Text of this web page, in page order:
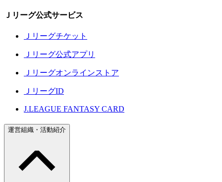
Ｊリーグ公式サービス
Ｊリーグチケット
Ｊリーグ公式アプリ
Ｊリーグオンラインストア
ＪリーグID
J.LEAGUE FANTASY CARD
運営組織・活動紹介